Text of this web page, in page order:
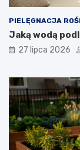
PIELĘGNACJA
Jaką wodą
27 lipca 2026